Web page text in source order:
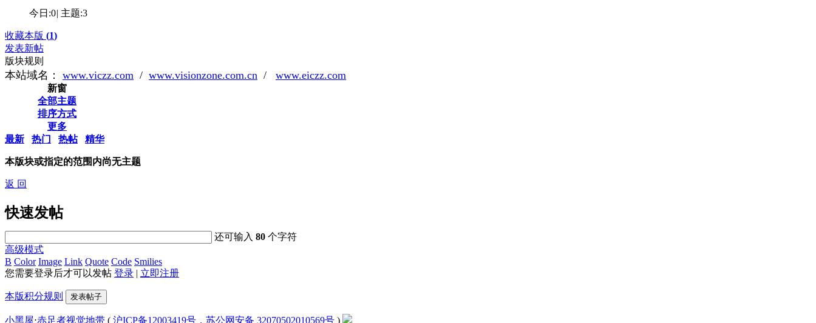
今日:0| 主题:3
收藏本版 (1)
发表新帖
版块规则
本站域名： www.viczz.com / www.visionzone.com.cn / www.eiczz.com
新窗
全部主题
排序方式
更多
最新
热门 热帖 精华
本版块或指定的范围内尚无主题
返 回
快速发帖
还可输入80 个字符
高级模式
B Color Image Link Quote Code Smilies
您需要登录后才可以发帖 登录 | 立即注册
本版积分规则 发表帖子
小黑屋⋅赤足者视觉地带 ( 沪ICP备12003419号，苏公网安备 32070502010569号 )